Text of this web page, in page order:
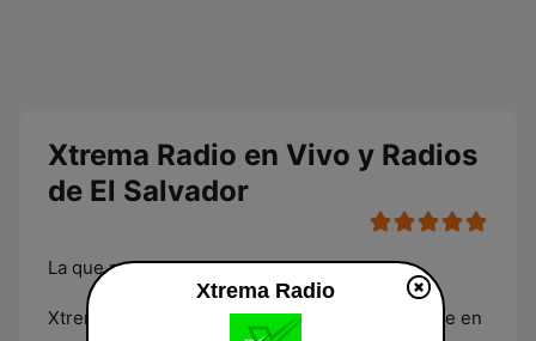
Xtrema Radio en Vivo y Radios
de El Salvador
La que mueve el mundo
Xtrema Radio es una estación de radio con sede en
Xtrema Radio